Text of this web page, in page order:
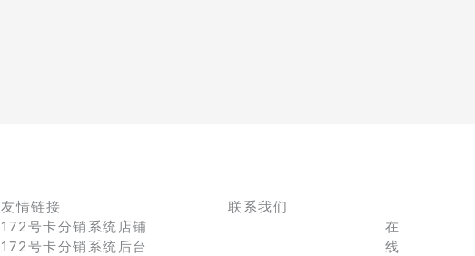
友情链接
172号卡分销系统店铺
172号卡分销系统后台
联系我们
在
线